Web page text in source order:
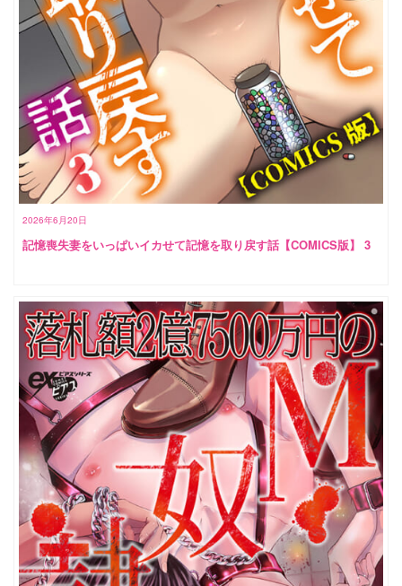
2026年6月20日
記憶喪失妻をいっぱいイカせて記憶を取り戻す話【COMICS版】 3